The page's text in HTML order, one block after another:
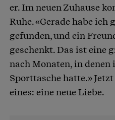
er. Im neuen Zuhause
Ruhe. «Gerade habe
gefunden, und ein
geschenkt. Das ist eine
nach Monaten, in denen
Sporttasche hatte.»
eines: eine neue Liebe.